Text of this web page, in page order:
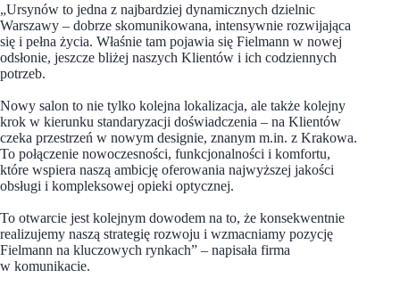
„Ursynów to jedna z najbardziej dynamicznych dzielnic
Warszawy – dobrze skomunikowana, intensywnie rozwijająca
się i pełna życia. Właśnie tam pojawia się Fielmann w nowej
odsłonie, jeszcze bliżej naszych Klientów i ich codziennych
potrzeb.
Nowy salon to nie tylko kolejna lokalizacja, ale także kolejny
krok w kierunku standaryzacji doświadczenia – na Klientów
czeka przestrzeń w nowym designie, znanym m.in. z Krakowa.
To połączenie nowoczesności, funkcjonalności i komfortu,
które wspiera naszą ambicję oferowania najwyższej jakości
obsługi i kompleksowej opieki optycznej.
To otwarcie jest kolejnym dowodem na to, że konsekwentnie
realizujemy naszą strategię rozwoju i wzmacniamy pozycję
Fielmann na kluczowych rynkach” – napisała firma
w komunikacie.